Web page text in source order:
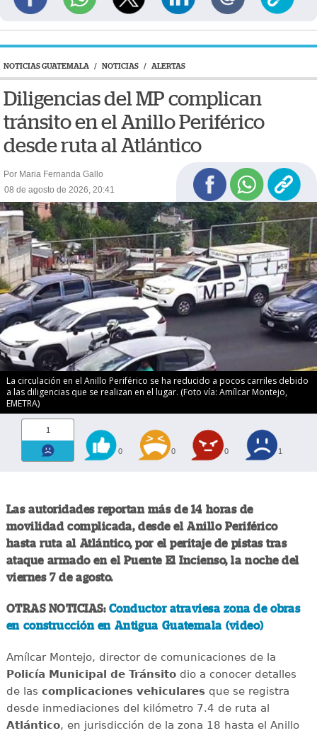
NOTICIAS GUATEMALA / NOTICIAS / ALERTAS
Diligencias del MP complican
tránsito en el Anillo Periférico
desde ruta al Atlántico
Por Maria Fernanda Gallo
08 de agosto de 2026, 20:41
La circulación en el Anillo Periférico se ha reducido a pocos carriles debido
a las diligencias que se realizan en el lugar. (Foto vía: Amílcar Montejo,
EMETRA)
1
0 0 0 1
Las autoridades reportan más de 14 horas de
movilidad complicada, desde el Anillo Periférico
hasta ruta al Atlántico, por el peritaje de pistas tras
ataque armado en el Puente El Incienso, la noche del
viernes 7 de agosto.
OTRAS NOTICIAS: Conductor atraviesa zona de obras
en construcción en Antigua Guatemala (video)
Amílcar Montejo, director de comunicaciones de la
Policía Municipal de Tránsitodio a conocer detalles
de las complicaciones vehicularesque se registra
desde inmediaciones del kilómetro 7.4 de ruta al
Atlántico, en jurisdicción de la zona 18 hasta el Anillo